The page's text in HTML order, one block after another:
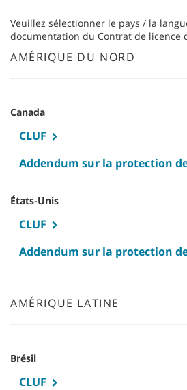
Veuillez sélectionner le pays / la
documentation du Contrat de licence
AMÉRIQUE DU NORD
Canada
CLUF
Addendum sur la protection
États-Unis
CLUF
Addendum sur la protection
AMÉRIQUE LATINE
Brésil
CLUF